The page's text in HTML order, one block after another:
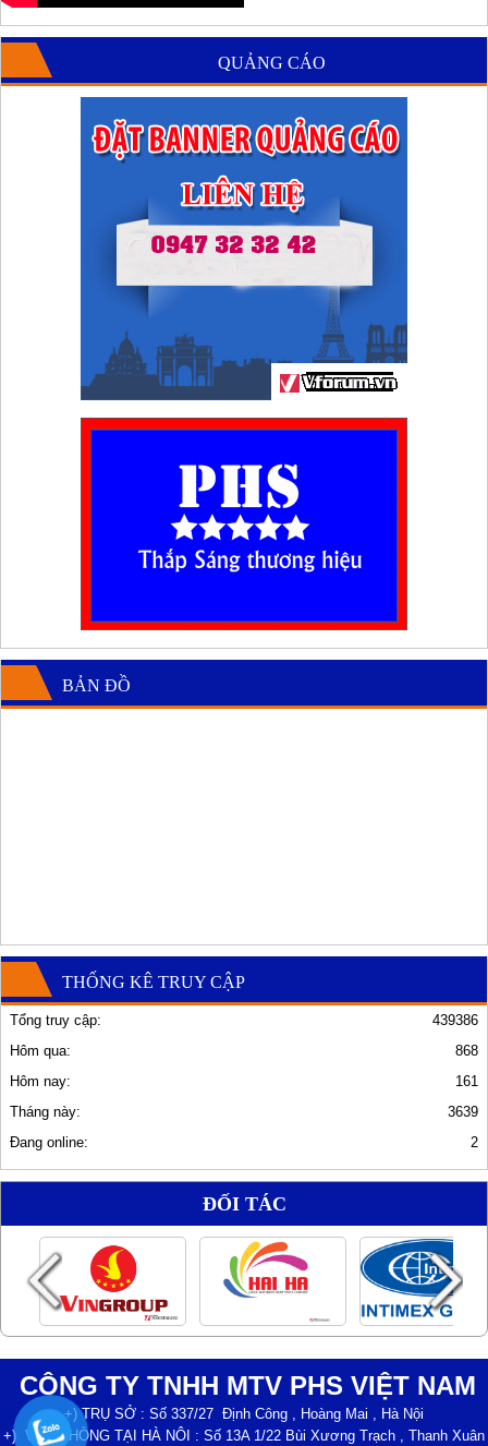
QUẢNG CÁO
BẢN ĐỒ
THỐNG KÊ TRUY CẬP
439386
Tổng truy cập:
868
Hôm qua:
161
Hôm nay:
3639
Tháng này:
2
Đang online:
ĐỐI TÁC
CÔNG TY TNHH MTV PHS VIỆT NAM
+) TRỤ SỞ : Số 337/27 Định Công , Hoàng Mai , Hà Nội
+) VĂN PHÒNG TẠI HÀ NÔI : Số 13A 1/22 Bùi Xương Trạch , Thanh Xuân